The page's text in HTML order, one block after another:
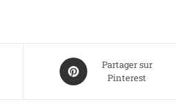
Partager sur
Pinterest